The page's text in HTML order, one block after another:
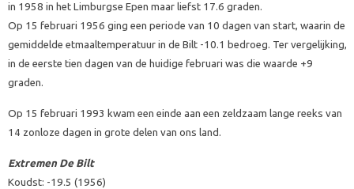
in 1958 in het Limburgse Epen maar liefst 17.6 graden.
Op 15 februari 1956 ging een periode van 10 dagen van start, waarin de
gemiddelde etmaaltemperatuur in de Bilt -10.1 bedroeg. Ter vergelijking,
in de eerste tien dagen van de huidige februari was die waarde +9
graden.
Op 15 februari 1993 kwam een einde aan een zeldzaam lange reeks van
14 zonloze dagen in grote delen van ons land.
Extremen De Bilt
Koudst: -19.5 (1956)